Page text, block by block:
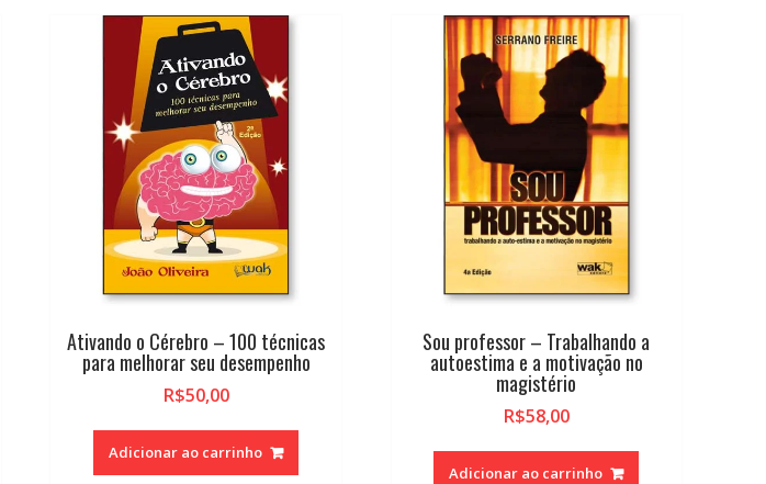
Ativando o Cérebro – 100 técnicas
para melhorar seu desempenho
R$50,00
Adicionar ao carrinho
Sou professor – Trabalhando a
autoestima e a motivação no
magistério
R$58,00
Adicionar ao carrinho